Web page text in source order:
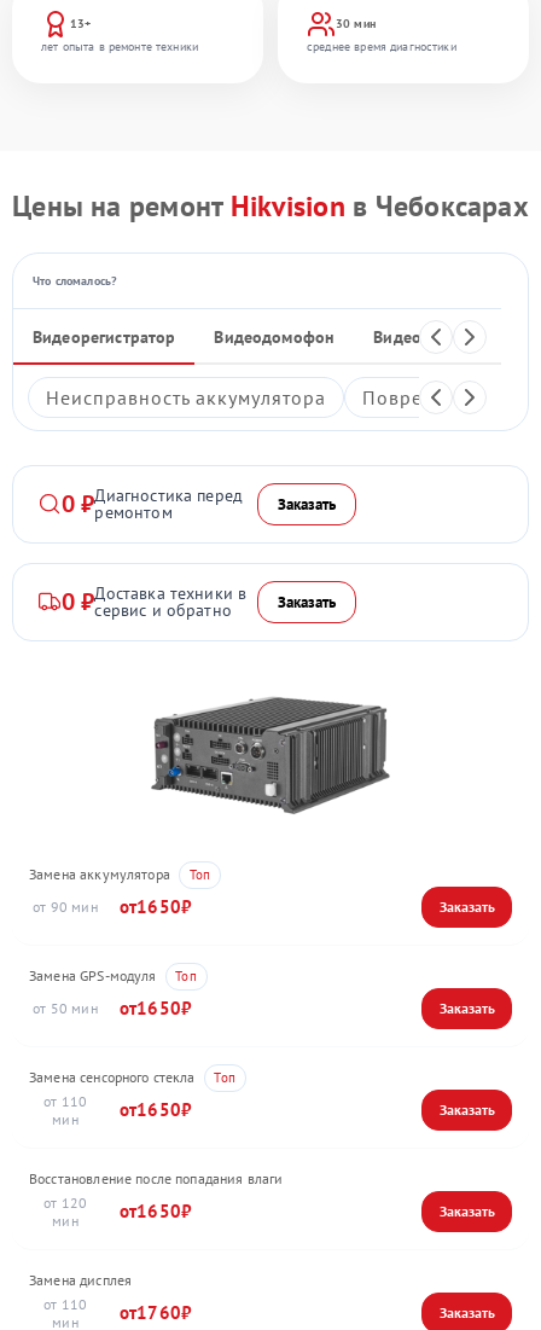
13+
лет опыта в ремонте техники
30 мин
среднее время диагностики
Цены на ремонт Hikvision в Чебоксарах
Что сломалось?
Видеорегистратор Видеодомофон Видеостены
Неисправность аккумулятора Повреждение
0 ₽Диагностика перед
ремонтом Заказать
0 ₽Доставка техники в
сервис и обратно Заказать
Замена аккумулятора
90
1650
Замена GPS-модуля
50
1650
Замена сенсорного стекла
110
1650
Восстановление после попадания влаги
120
1650
Замена дисплея
110
1760